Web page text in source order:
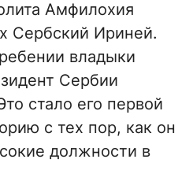
Амфилохия
Сербский Ириней.
владыки
Сербии
стало его первой
с тех пор, как он
должности в